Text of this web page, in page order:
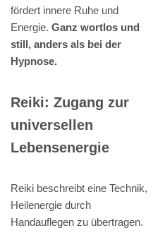
fördert innere Ruhe und
Energie. Ganz wortlos und
still, anders als bei der
Hypnose.
Reiki: Zugang zur
universellen
Lebensenergie
Reiki beschreibt eine Technik,
Heilenergie durch
Handauflegen zu übertragen.